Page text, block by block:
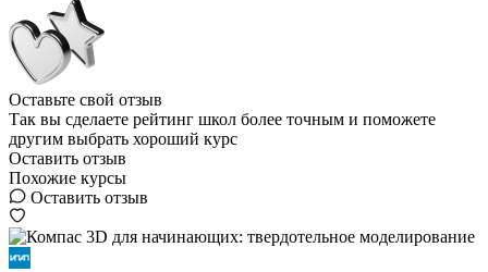
Оставьте свой отзыв
Так вы сделаете рейтинг школ более точным и поможете
другим выбрать хороший курс
Оставить отзыв
Похожие курсы
Оставить отзыв